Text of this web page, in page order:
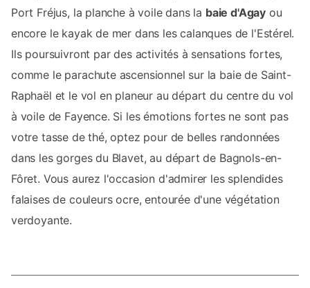
Port Fréjus, la planche à voile dans la baie d'Agay ou
encore le kayak de mer dans les calanques de l'Estérel.
Ils poursuivront par des activités à sensations fortes,
comme le parachute ascensionnel sur la baie de Saint-
Raphaël et le vol en planeur au départ du centre du vol
à voile de Fayence. Si les émotions fortes ne sont pas
votre tasse de thé, optez pour de belles randonnées
dans les gorges du Blavet, au départ de Bagnols-en-
Fôret. Vous aurez l'occasion d'admirer les splendides
falaises de couleurs ocre, entourée d'une végétation
verdoyante.